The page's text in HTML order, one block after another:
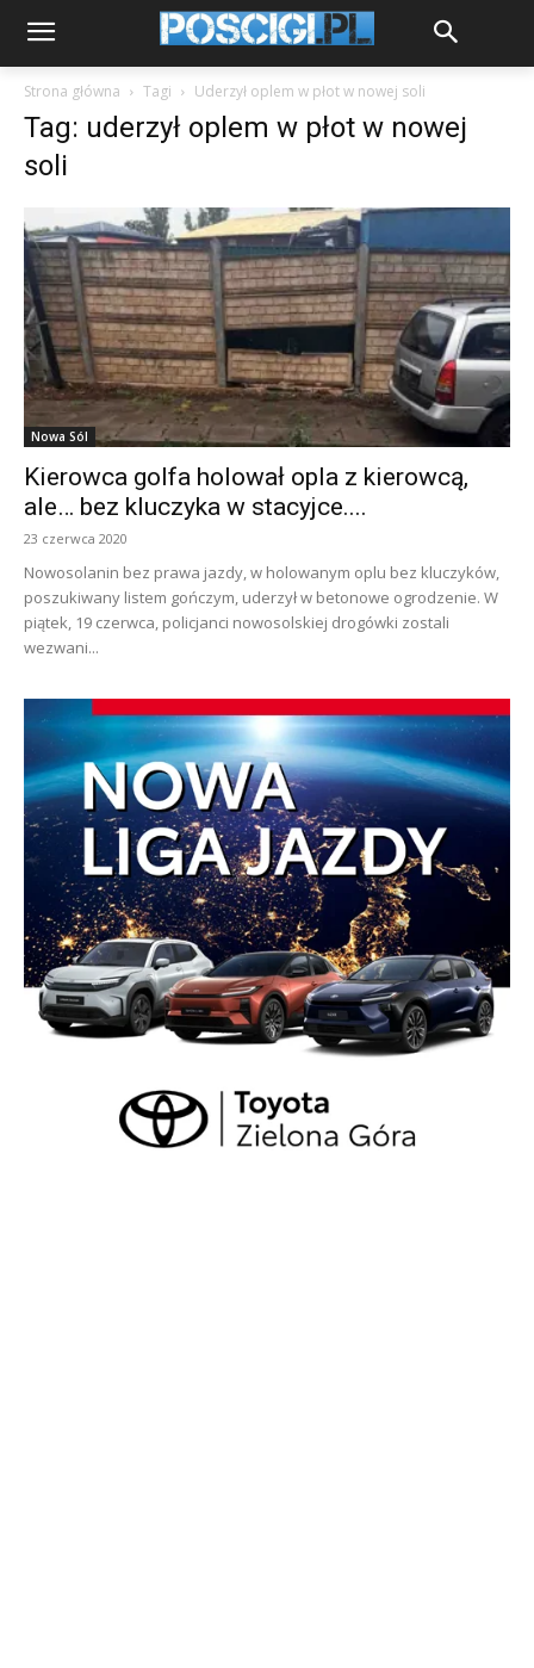
Strona główna Tagi Uderzył oplem w płot w nowej soli
Tag: uderzył oplem w płot w nowej
soli
Nowa Sól
Kierowca golfa holował opla z kierowcą,
ale… bez kluczyka w stacyjce....
23 czerwca 2020
Nowosolanin bez prawa jazdy, w holowanym oplu bez kluczyków,
poszukiwany listem gończym, uderzył w betonowe ogrodzenie. W
piątek, 19 czerwca, policjanci nowosolskiej drogówki zostali
wezwani...